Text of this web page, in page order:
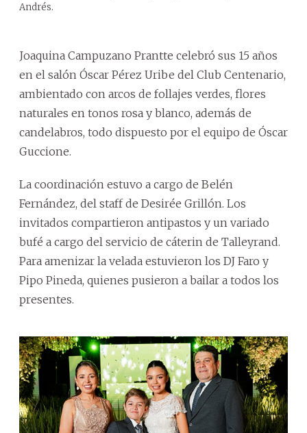
Andrés.
Joaquina Campuzano Prantte celebró sus 15 años
en el salón Óscar Pérez Uribe del Club Centenario,
ambientado con arcos de follajes verdes, flores
naturales en tonos rosa y blanco, además de
candelabros, todo dispuesto por el equipo de Óscar
Guccione.
La coordinación estuvo a cargo de Belén
Fernández, del staff de Desirée Grillón. Los
invitados compartieron antipastos y un variado
bufé a cargo del servicio de cáterin de Talleyrand.
Para amenizar la velada estuvieron los DJ Faro y
Pipo Pineda, quienes pusieron a bailar a todos los
presentes.